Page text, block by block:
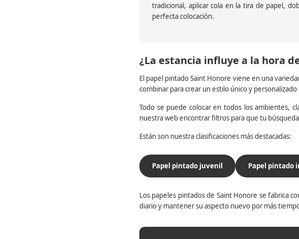
tradicional, aplicar cola en la tira de papel,
perfecta colocación.
¿La estancia influye a la hora
El papel pintado Saint Honore viene en una
combinar para crear un estilo único y
Todo se puede colocar en todos los ambientes,
nuestra web encontrar filtros para que tu
Están son nuestra clasificaciones más destacadas:
Papel pintado juvenil Papel pintado
Los papeles pintados de Saint Honore se fabrica
diario y mantener su aspecto nuevo por más